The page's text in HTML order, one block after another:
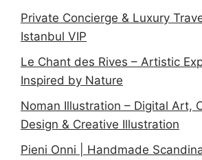
Private Concierge & Luxury
Istanbul VIP
Le Chant des Rives – Artistic
Inspired by Nature
Noman Illustration – Digital Art,
Design & Creative Illustration
Pieni Onni | Handmade